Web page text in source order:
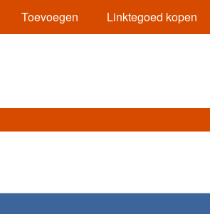
Toevoegen Linktegoed kopen